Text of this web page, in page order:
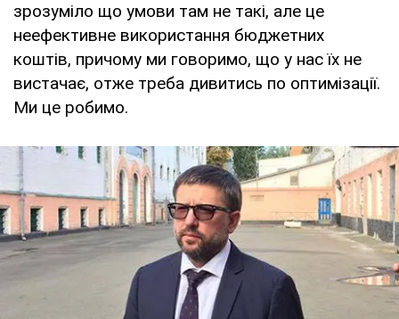
зрозуміло що умови там не такі, але це
неефективне використання бюджетних
коштів, причому ми говоримо, що у нас їх не
вистачає, отже треба дивитись по оптимізації.
Ми це робимо.